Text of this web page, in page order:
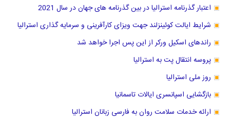
اعتبار گذرنامه استرالیا در بین گذرنامه های جهان در سال 2021
شرایط ایالت کوئینزلند جهت ویزای کارآفرینی و سرمایه گذاری استرالیا
راندهای اسکیل ورکر از این پس اجرا خواهد شد
پروسه انتقال پت به استرالیا
روز ملی استرالیا
بازگشایی اسپانسری ایالات تاسمانیا
ارائه خدمات سلامت روان به فارسی زبانان استرالیا